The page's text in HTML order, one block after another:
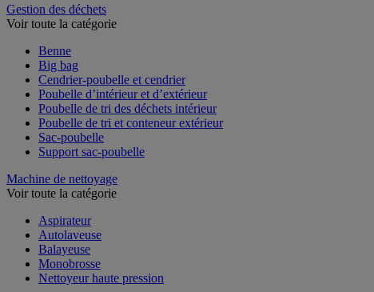
Gestion des déchets
Voir toute la catégorie
Benne
Big bag
Cendrier-poubelle et cendrier
Poubelle d’intérieur et d’extérieur
Poubelle de tri des déchets intérieur
Poubelle de tri et conteneur extérieur
Sac-poubelle
Support sac-poubelle
Machine de nettoyage
Voir toute la catégorie
Aspirateur
Autolaveuse
Balayeuse
Monobrosse
Nettoyeur haute pression